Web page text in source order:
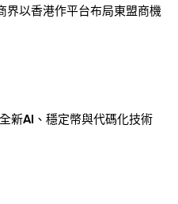
界以香港作平台布局東盟商機
新AI、穩定幣與代碼化技術